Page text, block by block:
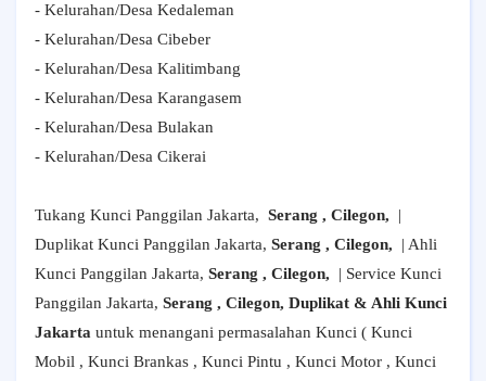
- Kelurahan/Desa Kedaleman
- Kelurahan/Desa Cibeber
- Kelurahan/Desa Kalitimbang
- Kelurahan/Desa Karangasem
- Kelurahan/Desa Bulakan
- Kelurahan/Desa Cikerai
Tukang Kunci Panggilan Jakarta, Serang , Cilegon,
|
Duplikat Kunci Panggilan Jakarta, Serang , Cilegon,
| Ahli
Kunci Panggilan Jakarta, Serang , Cilegon,
| Service Kunci
Panggilan Jakarta, Serang , Cilegon, Duplikat & Ahli Kunci
Jakarta untuk menangani permasalahan Kunci ( Kunci
Mobil , Kunci Brankas , Kunci Pintu , Kunci Motor , Kunci